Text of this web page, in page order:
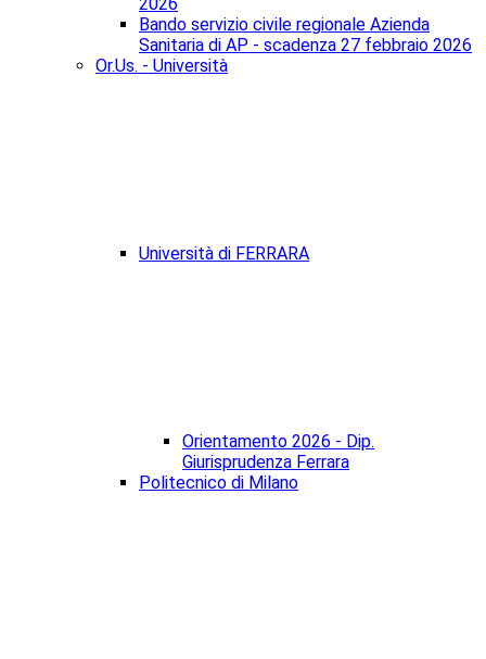
2026
Bando servizio civile regionale Azienda
Sanitaria di AP - scadenza 27 febbraio 2026
Or.Us. - Università
Università di FERRARA
Orientamento 2026 - Dip.
Giurisprudenza Ferrara
Politecnico di Milano